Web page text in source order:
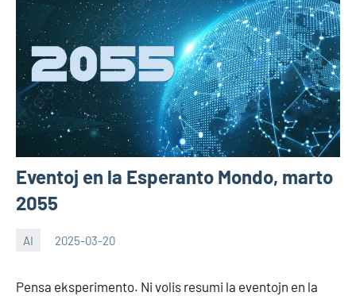
Eventoj en la Esperanto Mondo, marto
2055
AI 2025-03-20
Pensa eksperimento. Ni volis resumi la eventojn en la